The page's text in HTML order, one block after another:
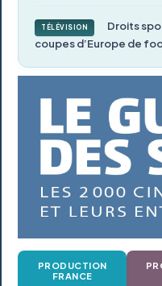
TÉLÉVISION
Droits
coupes d’Europe de
PRODUCTION
FRANCE